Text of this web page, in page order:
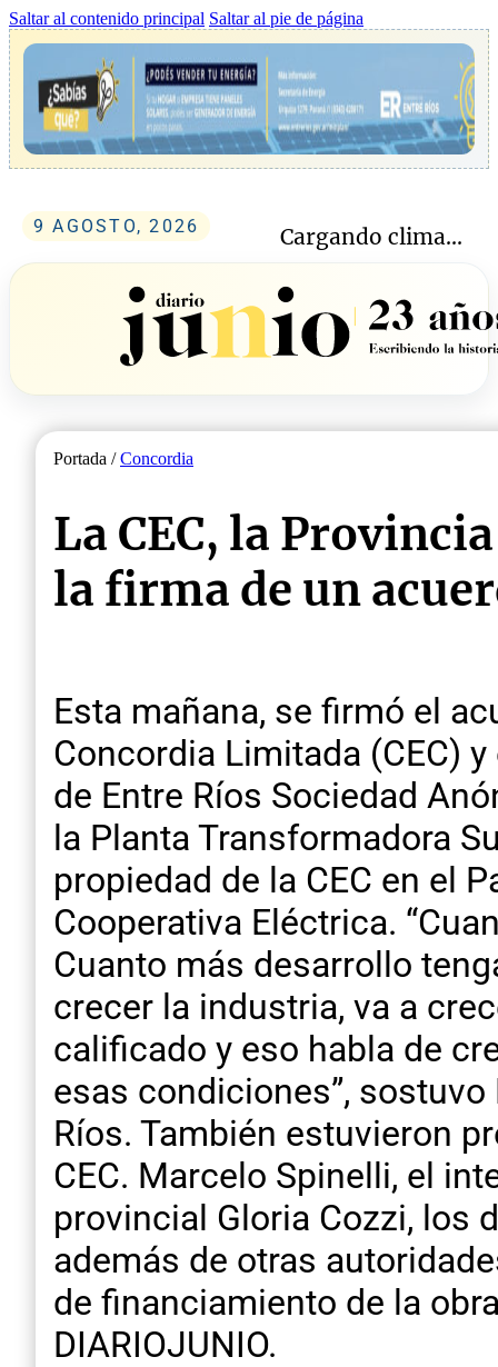
Saltar al contenido principal Saltar al pie de página
9 AGOSTO, 2026 Cargando clima...
Portada /Concordia
La CEC, la
la firma de un
Esta mañana, se firmó el
Concordia Limitada (CEC)
de Entre Ríos Sociedad
la Planta Transformadora
propiedad de la CEC en el
Cooperativa Eléctrica.
Cuanto más desarrollo
crecer la industria, va a
calificado y eso habla de
esas condiciones”,
Ríos. También estuvieron
CEC. Marcelo Spinelli, el
provincial Gloria Cozzi, los
además de otras
de financiamiento de la
DIARIOJUNIO.